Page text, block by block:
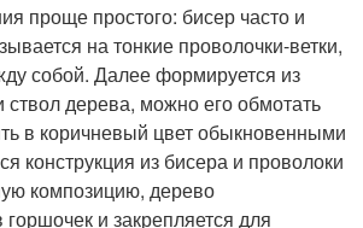
проще простого: бисер часто и
на тонкие проволочки-ветки,
собой. Далее формируется из
ствол дерева, можно его обмотать
в коричневый цвет обыкновенными
конструкция из бисера и проволоки
композицию, дерево
горшочек и закрепляется для